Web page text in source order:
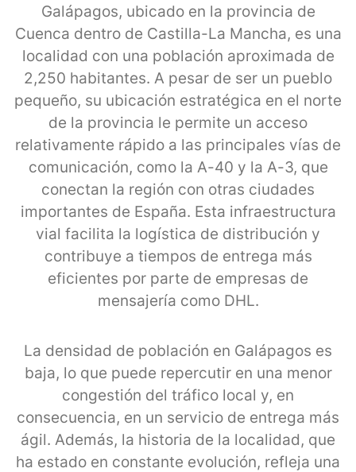
Galápagos, ubicado en la provincia de
Cuenca dentro de Castilla-La Mancha, es una
localidad con una población aproximada de
2,250 habitantes. A pesar de ser un pueblo
pequeño, su ubicación estratégica en el norte
de la provincia le permite un acceso
relativamente rápido a las principales vías de
comunicación, como la A-40 y la A-3, que
conectan la región con otras ciudades
importantes de España. Esta infraestructura
vial facilita la logística de distribución y
contribuye a tiempos de entrega más
eficientes por parte de empresas de
mensajería como DHL.
La densidad de población en Galápagos es
baja, lo que puede repercutir en una menor
congestión del tráfico local y, en
consecuencia, en un servicio de entrega más
ágil. Además, la historia de la localidad, que
ha estado en constante evolución, refleja una